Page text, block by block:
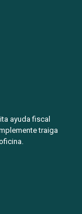
ayuda fiscal
traiga